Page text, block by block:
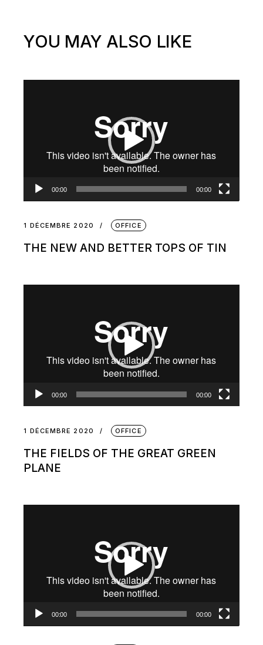
YOU MAY ALSO LIKE
00:00 00:00
1 DÉCEMBRE 2020 OFFICE
THE NEW AND BETTER TOPS OF TIN
00:00 00:00
1 DÉCEMBRE 2020 OFFICE
THE FIELDS OF THE GREAT GREEN
PLANE
00:00 00:00